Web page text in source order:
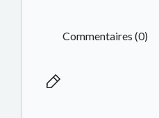
Commentaires (0)